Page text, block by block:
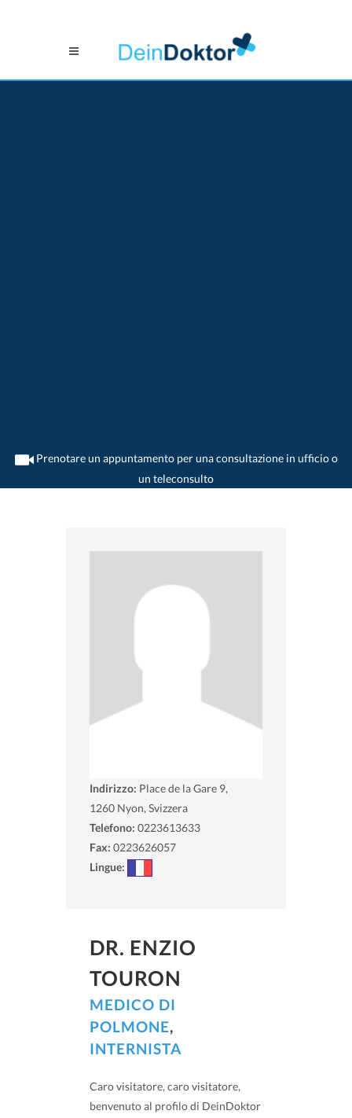
Prenotare un appuntamento per una consultazione in ufficio o
un teleconsulto
>Medico di polmone>Nyon>Dr. Enzio Touron
Indirizzo: Place de la Gare 9,
1260 Nyon, Svizzera
Telefono: 0223613633
Fax: 0223626057
Lingue:
DR. ENZIO
TOURON
MEDICO DI
POLMONE,
INTERNISTA
Caro visitatore, caro visitatore,
benvenuto al profilo di DeinDoktor